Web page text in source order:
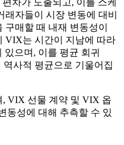
차가 도출되고, 이를 스케
자들이 시장 변동에 대비
구매할 때 내재 변동성이
VIX는 시간이 지남에 따라
으며, 이를 평균 회귀
역사적 평균으로 기울어집
VIX 선물 계약 및 VIX 옵
동성에 대해 추측할 수 있